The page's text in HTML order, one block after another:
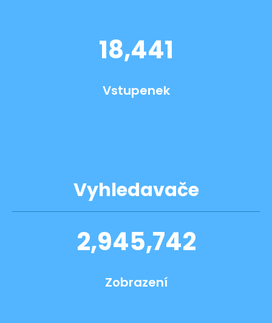
18,441
Vstupenek
Vyhledavače
2,945,742
Zobrazení